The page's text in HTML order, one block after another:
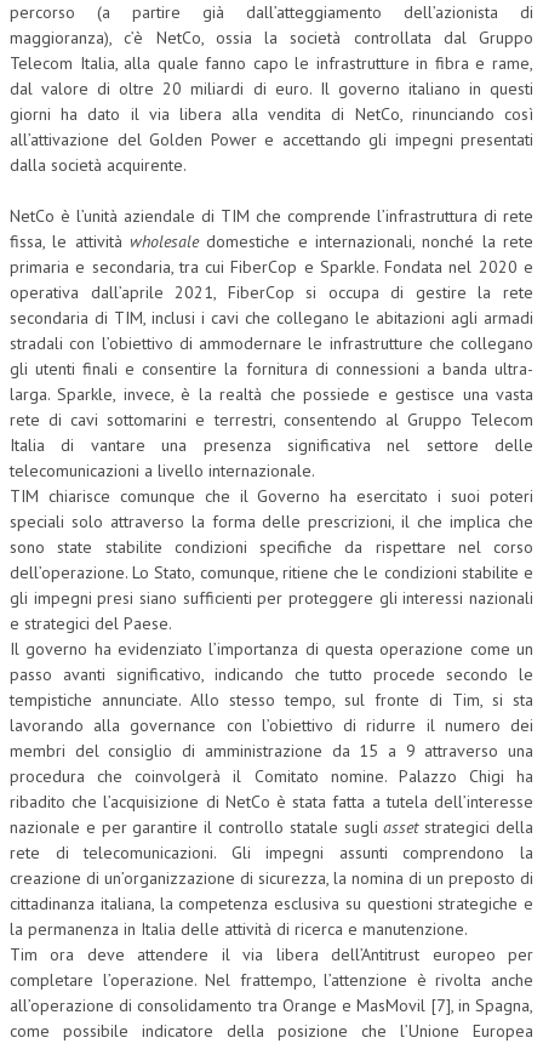
percorso (a partire già dall’atteggiamento dell’azionista di
maggioranza), c’è NetCo, ossia la società controllata dal Gruppo
Telecom Italia, alla quale fanno capo le infrastrutture in fibra e rame,
dal valore di oltre 20 miliardi di euro. Il governo italiano in questi
giorni ha dato il via libera alla vendita di NetCo, rinunciando così
all’attivazione del Golden Power e accettando gli impegni presentati
dalla società acquirente.
NetCo è l’unità aziendale di TIM che comprende l’infrastruttura di rete
fissa, le attività wholesaledomestiche e internazionali, nonché la rete
primaria e secondaria, tra cui FiberCop e Sparkle. Fondata nel 2020 e
operativa dall’aprile 2021, FiberCop si occupa di gestire la rete
secondaria di TIM, inclusi i cavi che collegano le abitazioni agli armadi
stradali con l’obiettivo di ammodernare le infrastrutture che collegano
gli utenti finali e consentire la fornitura di connessioni a banda ultra-
larga. Sparkle, invece, è la realtà che possiede e gestisce una vasta
rete di cavi sottomarini e terrestri, consentendo al Gruppo Telecom
Italia di vantare una presenza significativa nel settore delle
telecomunicazioni a livello internazionale.
TIM chiarisce comunque che il Governo ha esercitato i suoi poteri
speciali solo attraverso la forma delle prescrizioni, il che implica che
sono state stabilite condizioni specifiche da rispettare nel corso
dell’operazione. Lo Stato, comunque, ritiene che le condizioni stabilite e
gli impegni presi siano sufficienti per proteggere gli interessi nazionali
e strategici del Paese.
Il governo ha evidenziato l’importanza di questa operazione come un
passo avanti significativo, indicando che tutto procede secondo le
tempistiche annunciate. Allo stesso tempo, sul fronte di Tim, si sta
lavorando alla governance con l’obiettivo di ridurre il numero dei
membri del consiglio di amministrazione da 15 a 9 attraverso una
procedura che coinvolgerà il Comitato nomine. Palazzo Chigi ha
ribadito che l’acquisizione di NetCo è stata fatta a tutela dell’interesse
nazionale e per garantire il controllo statale sugliassetstrategici della
rete di telecomunicazioni. Gli impegni assunti comprendono la
creazione di un’organizzazione di sicurezza, la nomina di un preposto di
cittadinanza italiana, la competenza esclusiva su questioni strategiche e
la permanenza in Italia delle attività di ricerca e manutenzione.
Tim ora deve attendere il via libera dell’Antitrust europeo per
completare l’operazione. Nel frattempo, l’attenzione è rivolta anche
all’operazione di consolidamento tra Orange e MasMovil [7], in Spagna,
come possibile indicatore della posizione che l’Unione Europea